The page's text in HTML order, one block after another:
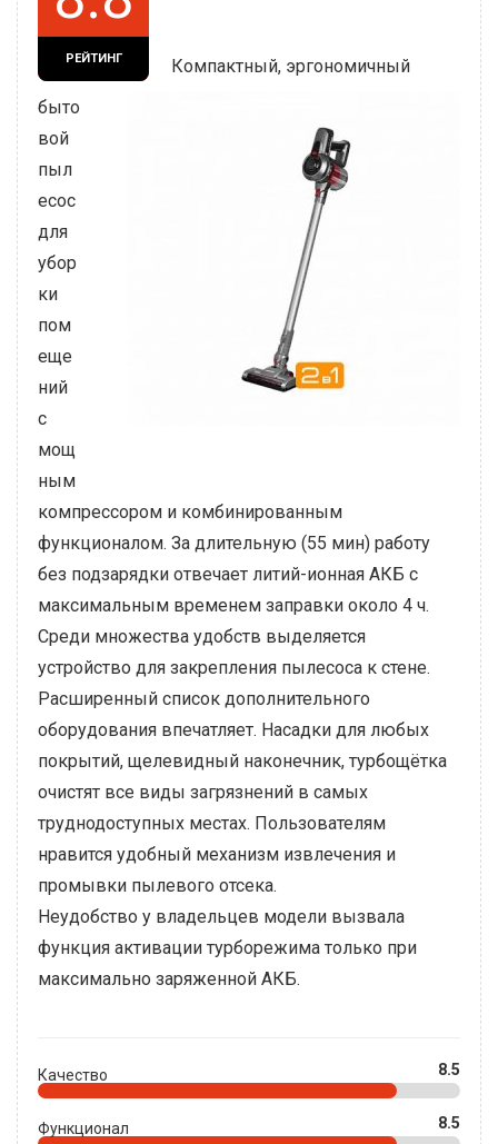
РЕЙТИНГ
Компактный, эргономичный
быто
вой
пыл
есос
для
убор
ки
пом
еще
ний
с
мощ
ным
компрессором и комбинированным
функционалом. За длительную (55 мин) работу
без подзарядки отвечает литий-ионная АКБ с
максимальным временем заправки около 4 ч.
Среди множества удобств выделяется
устройство для закрепления пылесоса к стене.
Расширенный список дополнительного
оборудования впечатляет. Насадки для любых
покрытий, щелевидный наконечник, турбощётка
очистят все виды загрязнений в самых
труднодоступных местах. Пользователям
нравится удобный механизм извлечения и
промывки пылевого отсека.
Неудобство у владельцев модели вызвала
функция активации турборежима только при
максимально заряженной АКБ.
Качество 8.5
Функционал 8.5